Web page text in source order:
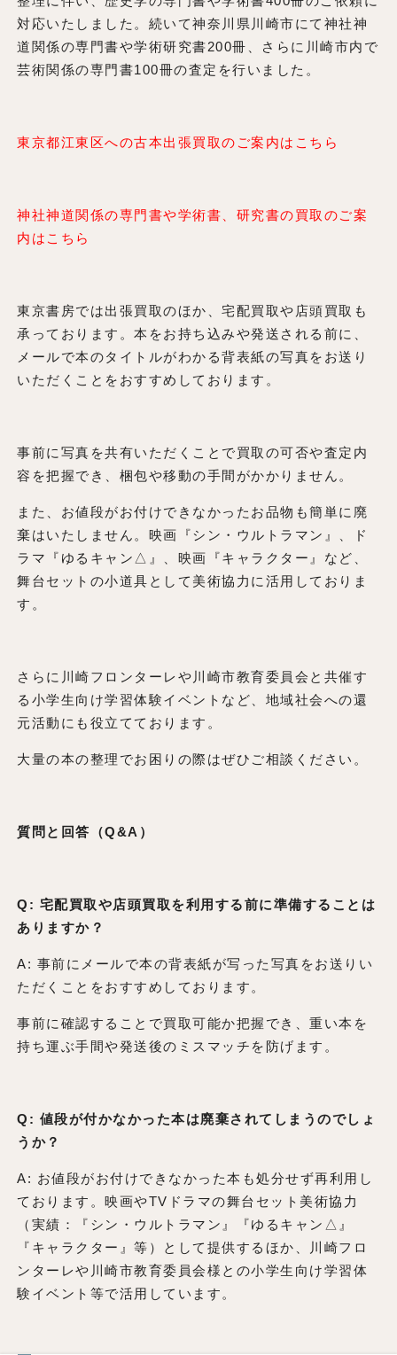
対応いたしました。続いて神奈川県川崎市にて神社神
道関係の専門書や学術研究書200冊、さらに川崎市内で
芸術関係の専門書100冊の査定を行いました。
東京都江東区への古本出張買取のご案内はこちら
神社神道関係の専門書や学術書、研究書の買取のご案
内はこちら
東京書房では出張買取のほか、宅配買取や店頭買取も
承っております。本をお持ち込みや発送される前に、
メールで本のタイトルがわかる背表紙の写真をお送り
いただくことをおすすめしております。
事前に写真を共有いただくことで買取の可否や査定内
容を把握でき、梱包や移動の手間がかかりません。
また、お値段がお付けできなかったお品物も簡単に廃
棄はいたしません。映画『シン・ウルトラマン』、ド
ラマ『ゆるキャン△』、映画『キャラクター』など、
舞台セットの小道具として美術協力に活用しておりま
す。
さらに川崎フロンターレや川崎市教育委員会と共催す
る小学生向け学習体験イベントなど、地域社会への還
元活動にも役立てております。
大量の本の整理でお困りの際はぜひご相談ください。
質問と回答（Q&A）
Q: 宅配買取や店頭買取を利用する前に準備することは
ありますか？
A: 事前にメールで本の背表紙が写った写真をお送りい
ただくことをおすすめしております。
事前に確認することで買取可能か把握でき、重い本を
持ち運ぶ手間や発送後のミスマッチを防げます。
Q: 値段が付かなかった本は廃棄されてしまうのでしょ
うか？
A: お値段がお付けできなかった本も処分せず再利用し
ております。映画やTVドラマの舞台セット美術協力
（実績：『シン・ウルトラマン』『ゆるキャン△』
『キャラクター』等）として提供するほか、川崎フロ
ンターレや川崎市教育委員会様との小学生向け学習体
験イベント等で活用しています。